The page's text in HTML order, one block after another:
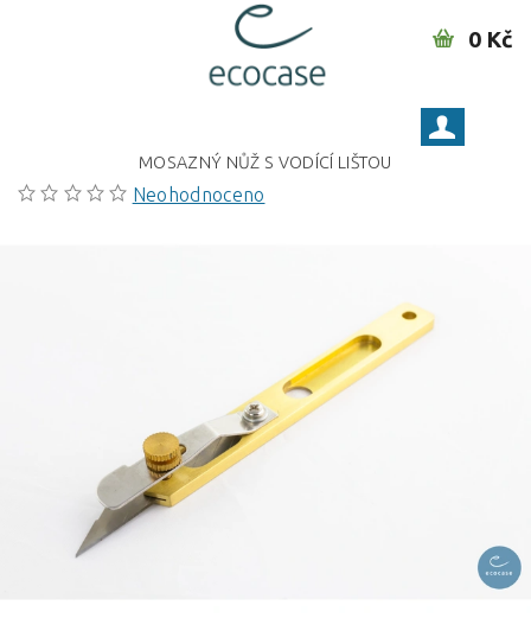
0 Kč
MOSAZNÝ NŮŽ S VODÍCÍ LIŠTOU
Neohodnoceno